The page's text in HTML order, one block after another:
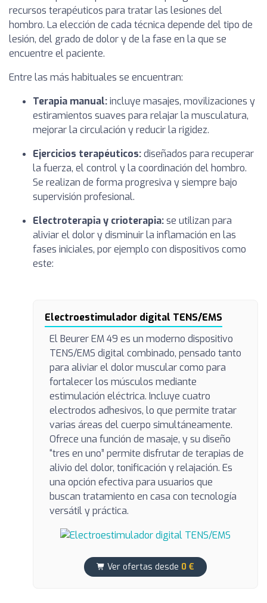
recursos terapéuticos para tratar las lesiones del
hombro. La elección de cada técnica depende del tipo de
lesión, del grado de dolor y de la fase en la que se
encuentre el paciente.
Entre las más habituales se encuentran:
Terapia manual:incluye masajes, movilizaciones y
estiramientos suaves para relajar la musculatura,
mejorar la circulación y reducir la rigidez.
Ejercicios terapéuticos:diseñados para recuperar
la fuerza, el control y la coordinación del hombro.
Se realizan de forma progresiva y siempre bajo
supervisión profesional.
Electroterapia y crioterapia:se utilizan para
aliviar el dolor y disminuir la inflamación en las
fases iniciales, por ejemplo con dispositivos como
este:
Electroestimulador digital TENS/EMS
El Beurer EM 49 es un moderno dispositivo
TENS/EMS digital combinado, pensado tanto
para aliviar el dolor muscular como para
fortalecer los músculos mediante
estimulación eléctrica. Incluye cuatro
electrodos adhesivos, lo que permite tratar
varias áreas del cuerpo simultáneamente.
Ofrece una función de masaje, y su diseño
“tres en uno” permite disfrutar de terapias de
alivio del dolor, tonificación y relajación. Es
una opción efectiva para usuarios que
buscan tratamiento en casa con tecnología
versátil y práctica.
Ver ofertas desde 0 €